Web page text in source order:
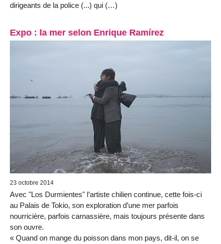
dirigeants de la police (...) qui (…)
Expo : la mer selon Enrique Ramírez
23 octobre 2014
Avec "Los Durmientes" l’artiste chilien continue, cette fois-ci
au Palais de Tokio, son exploration d’une mer parfois
nourricière, parfois carnassière, mais toujours présente dans
son ouvre.
« Quand on mange du poisson dans mon pays, dit-il, on se